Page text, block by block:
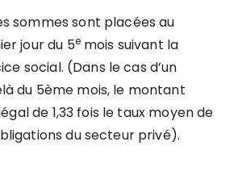
sommes sont placées au
jour du 5emois suivant la
social. (Dans le cas d’un
du 5ème mois, le montant
de 1,33 fois le taux moyen de
du secteur privé).